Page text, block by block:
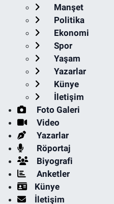
Manşet
Politika
Ekonomi
Spor
Yaşam
Yazarlar
Künye
İletişim
Foto Galeri
Video
Yazarlar
Röportaj
Biyografi
Anketler
Künye
İletişim